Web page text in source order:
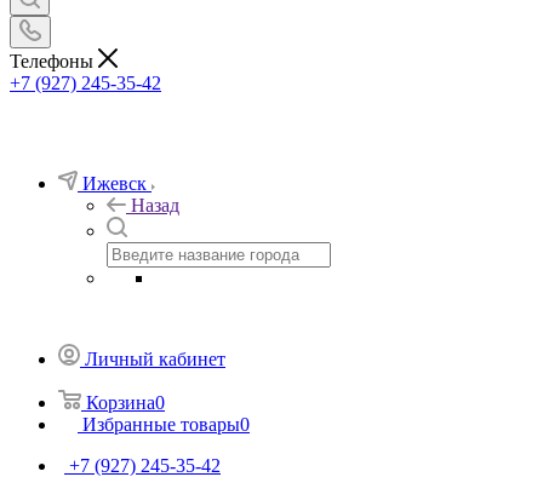
Телефоны
+7 (927) 245-35-42
Ижевск
Назад
Личный кабинет
Корзина0
Избранные товары0
+7 (927) 245-35-42